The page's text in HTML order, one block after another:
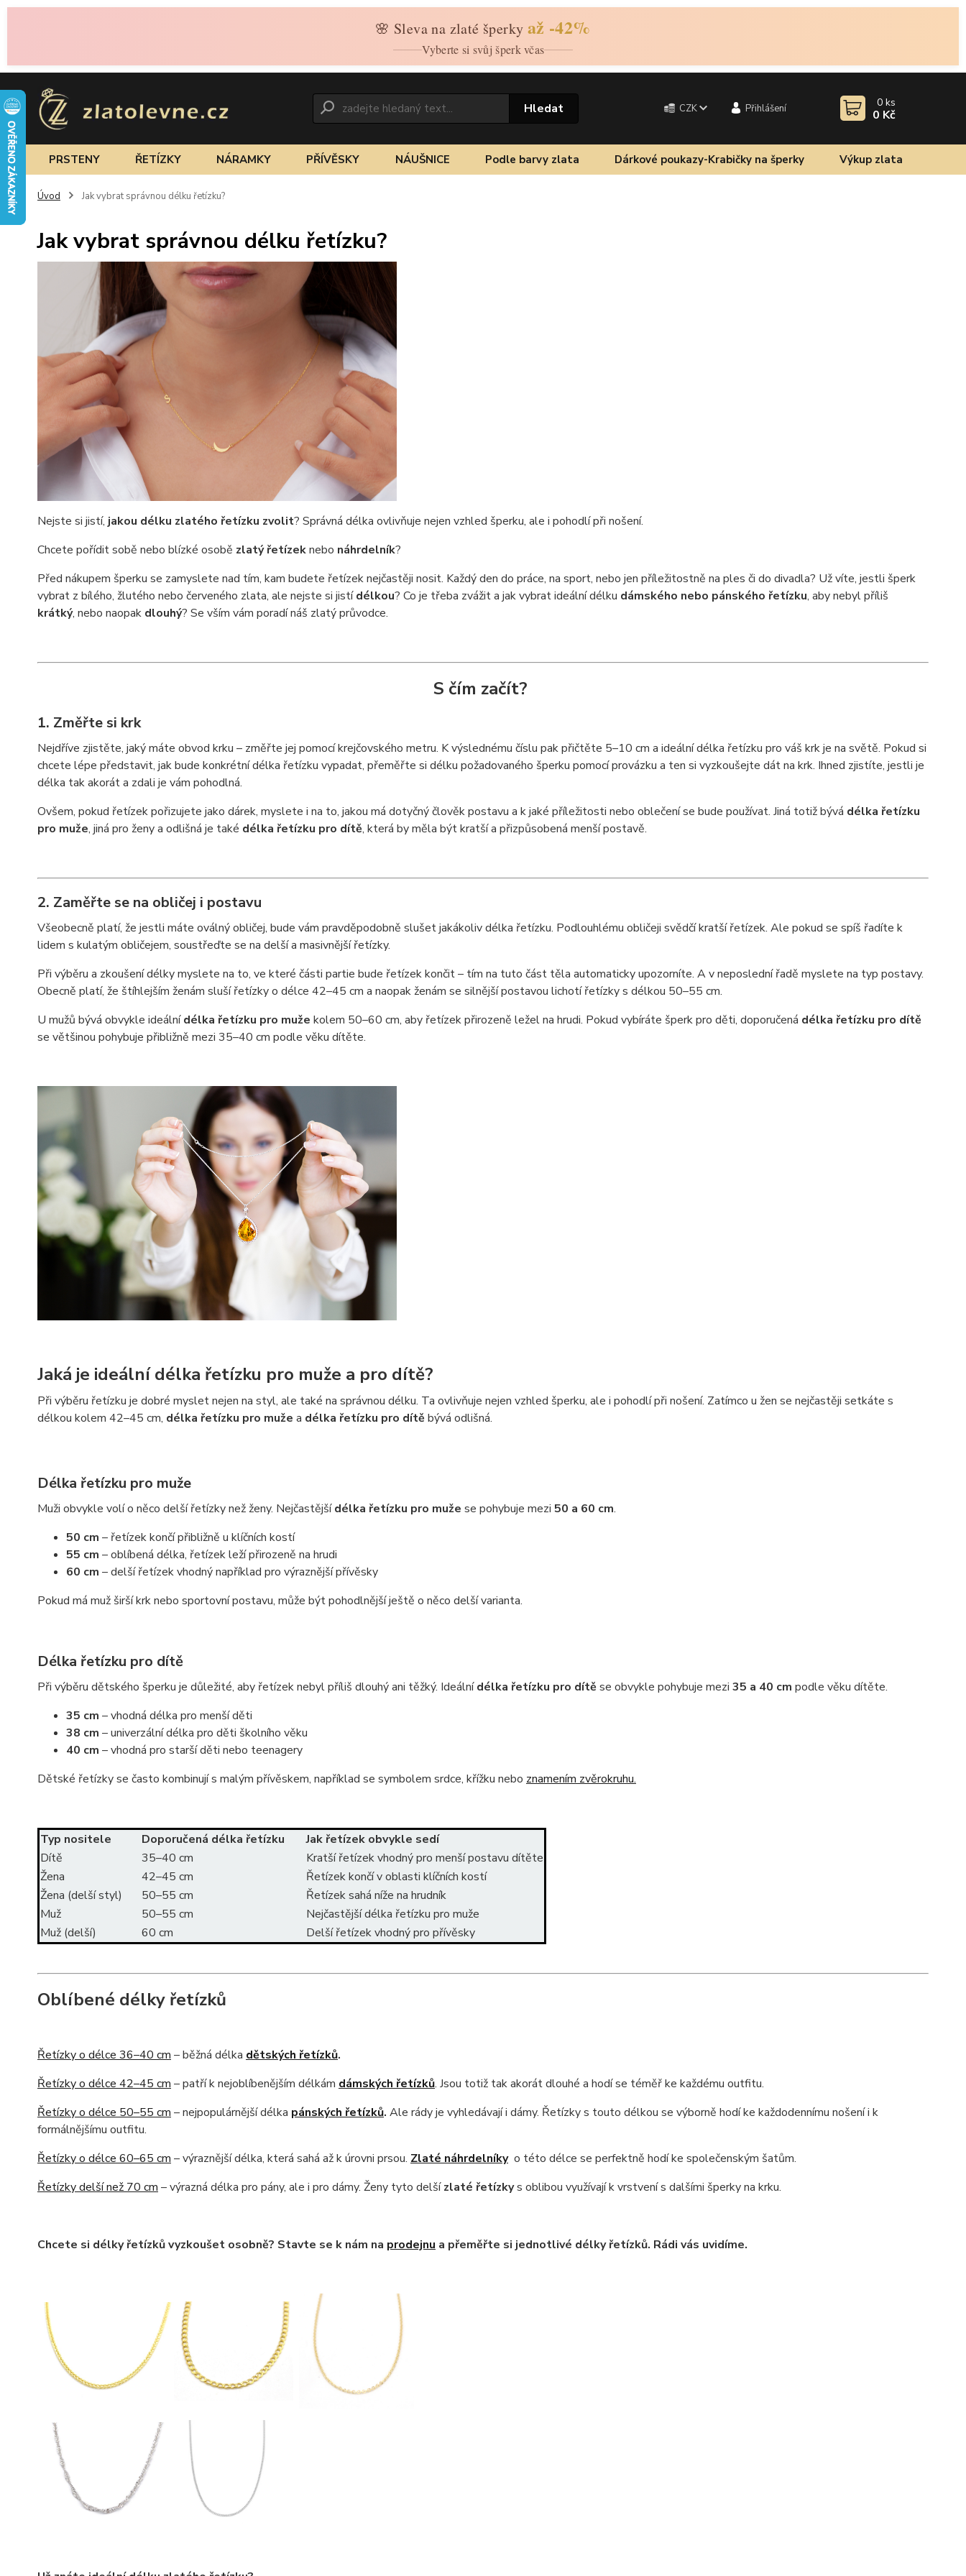
🌸 Sleva na zlaté šperky až -42%
Vyberte si svůj šperk včas
CZK Přihlášení
Hledat 0 ks
0 Kč
PRSTENY ŘETÍZKY NÁRAMKY PŘÍVĚSKY NÁUŠNICE Podle barvy zlata Dárkové poukazy-Krabičky na šperky Výkup zlata
Úvod Jak vybrat správnou délku řetízku?
Jak vybrat správnou délku řetízku?
Nejste si jistí,jakou délku zlatého řetízku zvolit? Správná délka ovlivňuje nejen vzhled šperku, ale i pohodlí při nošení.
Chcete pořídit sobě nebo blízké osobě zlatý řetízeknebo náhrdelník?
Před nákupem šperku se zamyslete nad tím, kam budete řetízek nejčastěji nosit. Každý den do práce, na sport, nebo jen příležitostně na ples či do divadla? Už víte, jestli šperk
vybrat z bílého, žlutého nebo červeného zlata, ale nejste si jistídélkou? Co je třeba zvážit a jak vybrat ideální délku dámského nebo pánského řetízku, aby nebyl příliš
krátký, nebo naopak dlouhý? Se vším vám poradí náš zlatý průvodce.
S čím začít?
1. Změřte si krk
Nejdříve zjistěte, jaký máte obvod krku – změřte jej pomocí krejčovského metru. K výslednému číslu pak přičtěte 5–10 cm a ideální délka řetízku pro váš krk je na světě. Pokud si
chcete lépe představit, jak bude konkrétní délka řetízku vypadat, přeměřte si délku požadovaného šperku pomocí provázku a ten si vyzkoušejte dát na krk. Ihned zjistíte, jestli je
délka tak akorát a zdali je vám pohodlná.
Ovšem, pokud řetízek pořizujete jako dárek, myslete i na to, jakou má dotyčný člověk postavu a k jaké příležitosti nebo oblečení se bude používat. Jiná totiž bývá délka řetízku
pro muže, jiná pro ženy a odlišná je také délka řetízku pro dítě, která by měla být kratší a přizpůsobená menší postavě.
2. Zaměřte se na obličej i postavu
Všeobecně platí, že jestli máte oválný obličej, bude vám pravděpodobně slušet jakákoliv délka řetízku. Podlouhlému obličeji svědčí kratší řetízek. Ale pokud se spíš řadíte k
lidem s kulatým obličejem, soustřeďte se na delší a masivnější řetízky.
Při výběru a zkoušení délky myslete na to, ve které části partie bude řetízek končit – tím na tuto část těla automaticky upozorníte. A v neposlední řadě myslete na typ postavy.
Obecně platí, že štíhlejším ženám sluší řetízky o délce 42–45 cm a naopak ženám se silnější postavou lichotí řetízky s délkou 50–55 cm.
U mužů bývá obvykle ideálnídélka řetízku pro muže kolem 50–60 cm, aby řetízek přirozeně ležel na hrudi. Pokud vybíráte šperk pro děti, doporučená délka řetízku pro dítě
se většinou pohybuje přibližně mezi 35–40 cm podle věku dítěte.
Jaká je ideální délka řetízku pro muže a pro dítě?
Při výběru řetízku je dobré myslet nejen na styl, ale také na správnou délku. Ta ovlivňuje nejen vzhled šperku, ale i pohodlí při nošení. Zatímco u žen se nejčastěji setkáte s
délkou kolem 42–45 cm, délka řetízku pro muže a délka řetízku pro dítě bývá odlišná.
Délka řetízku pro muže
Muži obvykle volí o něco delší řetízky než ženy. Nejčastějšídélka řetízku pro muže se pohybuje mezi 50 a 60 cm.
50 cm – řetízek končí přibližně u klíčních kostí
55 cm – oblíbená délka, řetízek leží přirozeně na hrudi
60 cm – delší řetízek vhodný například pro výraznější přívěsky
Pokud má muž širší krk nebo sportovní postavu, může být pohodlnější ještě o něco delší varianta.
Délka řetízku pro dítě
Při výběru dětského šperku je důležité, aby řetízek nebyl příliš dlouhý ani těžký. Ideálnídélka řetízku pro dítě se obvykle pohybuje mezi 35 a 40 cm podle věku dítěte.
35 cm – vhodná délka pro menší děti
38 cm – univerzální délka pro děti školního věku
40 cm – vhodná pro starší děti nebo teenagery
Dětské řetízky se často kombinují s malým přívěskem, například se symbolem srdce, křížku nebo znamením zvěrokruhu.
Typ nositele Doporučená délka řetízku Jak řetízek obvykle sedí
Dítě
35–40 cm
Kratší řetízek vhodný pro menší postavu dítěte
Žena
42–45 cm
Řetízek končí v oblasti klíčních kostí
Žena (delší styl)
50–55 cm
Řetízek sahá níže na hrudník
Muž
50–55 cm
Nejčastější délka řetízku pro muže
Muž (delší)
60 cm Delší řetízek vhodný pro přívěsky
Oblíbené délky řetízků
Řetízky o délce 36–40 cm – běžná délka dětských řetízků.
Řetízky o délce 42–45 cm – patří knejoblíbenějším délkám dámských řetízků. Jsou totiž tak akorát dlouhé a hodí se téměř ke každému outfitu.
Řetízky o délce 50–55 cm –nejpopulárnější délka pánských řetízků. Ale rády je vyhledávají i dámy. Řetízky s touto délkou se výborně hodí ke každodennímu nošení i k
formálnějšímu outfitu.
Řetízky o délce 60–65 cm – výraznější délka, která sahá až k úrovni prsou. Zlaté náhrdelníky o této délce se perfektně hodí ke společenským šatům.
Řetízky delší než 70 cm – výrazná délka pro pány, ale i pro dámy. Ženy tyto delšízlaté řetízkys oblibou využívají k vrstvení s dalšími šperky na krku.
Chcete si délky řetízků vyzkoušet osobně? Stavte se k nám na prodejnu a přeměřte si jednotlivé délky řetízků. Rádi vás uvidíme.